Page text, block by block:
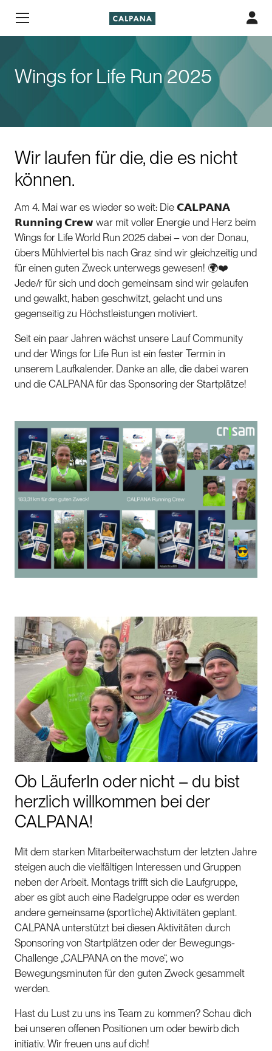
Wings for Life Run 2025
Wir laufen für die, die es nicht
können.
Am 4. Mai war es wieder so weit: Die 𝗖𝗔𝗟𝗣𝗔𝗡𝗔
𝗥𝘂𝗻𝗻𝗶𝗻𝗴 𝗖𝗿𝗲𝘄 war mit voller Energie und Herz beim
Wings for Life World Run 2025 dabei – von der Donau,
übers Mühlviertel bis nach Graz sind wir gleichzeitig und
für einen guten Zweck unterwegs gewesen! 🌍❤️
Jede/r für sich und doch gemeinsam sind wir gelaufen
und gewalkt, haben geschwitzt, gelacht und uns
gegenseitig zu Höchstleistungen motiviert.
Seit ein paar Jahren wächst unsere Lauf Community
und der Wings for Life Run ist ein fester Termin in
unserem Laufkalender. Danke an alle, die dabei waren
und die CALPANA für das Sponsoring der Startplätze!
Ob LäuferIn oder nicht – du bist
herzlich willkommen bei der
CALPANA!
Mit dem starken Mitarbeiterwachstum der letzten Jahre
steigen auch die vielfältigen Interessen und Gruppen
neben der Arbeit. Montags trifft sich die Laufgruppe,
aber es gibt auch eine Radelgruppe oder es werden
andere gemeinsame (sportliche) Aktivitäten geplant.
CALPANA unterstützt bei diesen Aktivitäten durch
Sponsoring von Startplätzen oder der Bewegungs-
Challenge „CALPANA on the move“, wo
Bewegungsminuten für den guten Zweck gesammelt
werden.
Hast du Lust zu uns ins Team zu kommen? Schau dich
bei unseren offenen Positionen um oder bewirb dich
initiativ. Wir freuen uns auf dich!